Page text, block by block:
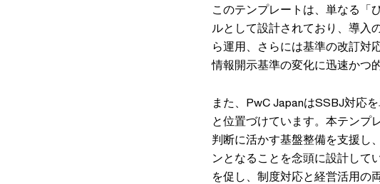
このテンプレートは、単なる「
ルとして設計されており、導入
ら運用、さらには基準の改訂対
情報開示基準の変化に迅速かつ
また、PwC JapanはSSBJ対応
と位置づけています。本テンプ
判断に活かす基盤整備を支援し
ンとなることを念頭に設計して
を促し、制度対応と経営活用の